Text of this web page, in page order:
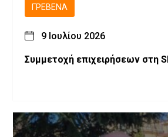
ΓΡΕΒΕΝΆ
9 Ιουλίου 2026
Συμμετοχή επιχειρήσεων στη